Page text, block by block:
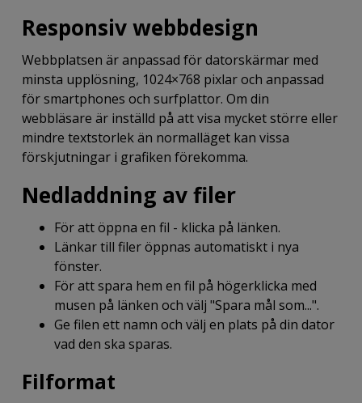
Responsiv webbdesign
Webbplatsen är anpassad för datorskärmar med
minsta upplösning, 1024×768 pixlar och anpassad
för smartphones och surfplattor. Om din
webbläsare är inställd på att visa mycket större eller
mindre textstorlek än normalläget kan vissa
förskjutningar i grafiken förekomma.
Nedladdning av filer
För att öppna en fil - klicka på länken.
Länkar till filer öppnas automatiskt i nya
fönster.
För att spara hem en fil på högerklicka med
musen på länken och välj "Spara mål som...".
Ge filen ett namn och välj en plats på din dator
vad den ska sparas.
Filformat